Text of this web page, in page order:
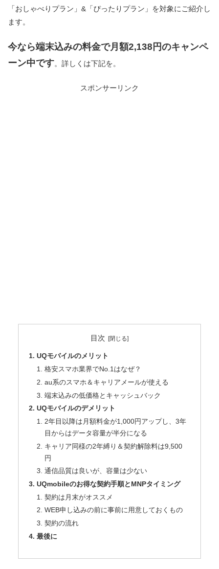
「おしゃべりプラン」&「ぴったりプラン」を対象にご紹介し
ます。
今なら端末込みの料金で月額2,138円のキャンペ
ーン中です。詳しくは下記を。
スポンサーリンク
目次
UQモバイルのメリット
格安スマホ業界でNo.1はなぜ？
au系のスマホ＆キャリアメールが使える
端末込みの低価格とキャッシュバック
UQモバイルのデメリット
2年目以降は月額料金が1,000円アップし、3年
目からはデータ容量が半分になる
キャリア同様の2年縛り＆契約解除料は9,500
円
通信品質は良いが、容量は少ない
UQmobileのお得な契約手順とMNPタイミング
契約は月末がオススメ
WEB申し込みの前に事前に用意しておくもの
契約の流れ
最後に